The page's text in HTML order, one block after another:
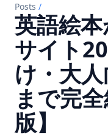
Posts /
英語絵
サイト
け・大
まで完
版】